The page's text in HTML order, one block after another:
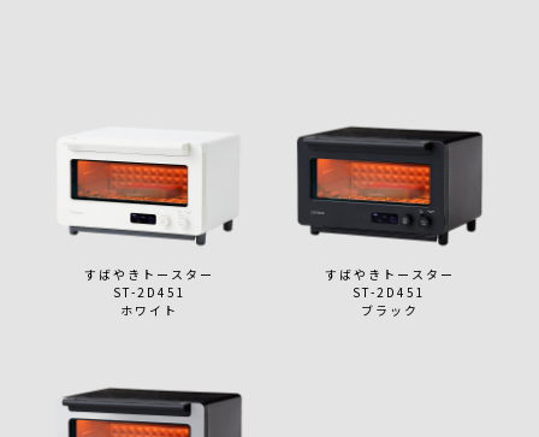
すばやきトースター
ST-2D451
ホワイト
すばやきトースター
ST-2D451
ブラック